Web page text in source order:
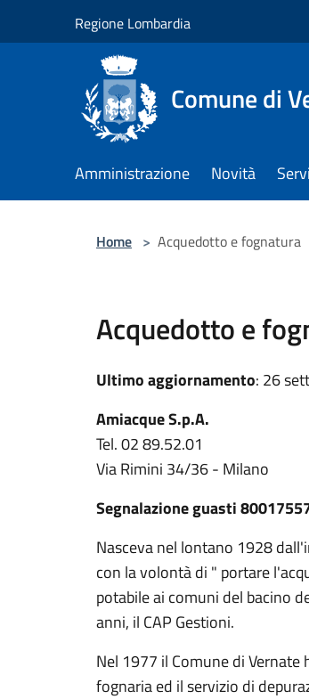
Regione Lombardia
Comune di
Amministrazione Novità
Home > Acquedotto e fognatura
Acquedotto e
Ultimo aggiornamento: 26
Amiacque S.p.A.
Tel. 02 89.52.01
Via Rimini 34/36 - Milano
Segnalazione guasti
Nasceva nel lontano 1928
con la volontà di " portare
potabile ai comuni del bacino
anni, il CAP Gestioni.
Nel 1977 il Comune di
fognaria ed il servizio di